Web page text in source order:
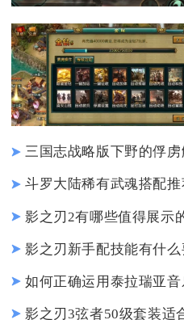
三国志战略版下野的俘
斗罗大陆稀有武魂搭配
影之刃2有哪些值得展示
影之刃新手配技能有什么
如何正确运用泰拉瑞亚音
影之刃3弦者50级套装适